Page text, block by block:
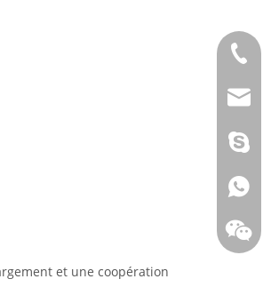
et une coopération
+86 -
+86 -